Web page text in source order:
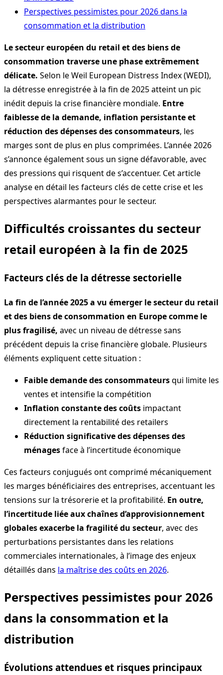
Perspectives pessimistes pour 2026 dans la
consommation et la distribution
Le secteur européen du retail et des biens de
consommation traverse une phase extrêmement
délicate. Selon le Weil European Distress Index (WEDI),
la détresse enregistrée à la fin de 2025 atteint un pic
inédit depuis la crise financière mondiale. Entre
faiblesse de la demande, inflation persistante et
réduction des dépenses des consommateurs, les
marges sont de plus en plus comprimées. L’année 2026
s’annonce également sous un signe défavorable, avec
des pressions qui risquent de s’accentuer. Cet article
analyse en détail les facteurs clés de cette crise et les
perspectives alarmantes pour le secteur.
Difficultés croissantes du secteur
retail européen à la fin de 2025
Facteurs clés de la détresse sectorielle
La fin de l’année 2025 a vu émerger le secteur du retail
et des biens de consommation en Europe comme le
plus fragilisé, avec un niveau de détresse sans
précédent depuis la crise financière globale. Plusieurs
éléments expliquent cette situation :
Faible demande des consommateursqui limite les
ventes et intensifie la compétition
Inflation constante des coûts impactant
directement la rentabilité des retailers
Réduction significative des dépenses des
ménagesface à l’incertitude économique
Ces facteurs conjugués ont comprimé mécaniquement
les marges bénéficiaires des entreprises, accentuant les
tensions sur la trésorerie et la profitabilité. En outre,
l’incertitude liée aux chaînes d’approvisionnement
globales exacerbe la fragilité du secteur, avec des
perturbations persistantes dans les relations
commerciales internationales, à l’image des enjeux
détaillés dans la maîtrise des coûts en 2026.
Perspectives pessimistes pour 2026
dans la consommation et la
distribution
Évolutions attendues et risques principaux